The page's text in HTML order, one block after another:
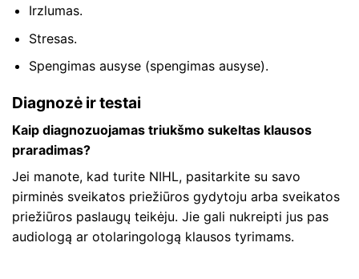
Irzlumas.
Stresas.
Spengimas ausyse (spengimas ausyse).
Diagnozė ir testai
Kaip diagnozuojamas triukšmo sukeltas klausos
praradimas?
Jei manote, kad turite NIHL, pasitarkite su savo
pirminės sveikatos priežiūros gydytoju arba sveikatos
priežiūros paslaugų teikėju. Jie gali nukreipti jus pas
audiologą ar otolaringologą klausos tyrimams.